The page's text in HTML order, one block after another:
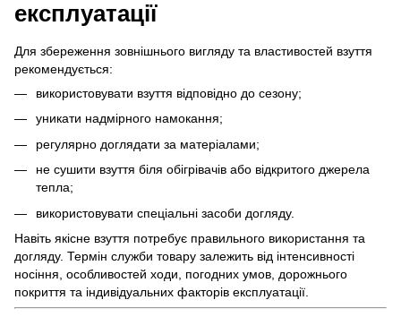
експлуатації
Для збереження зовнішнього вигляду та властивостей взуття
рекомендується:
використовувати взуття відповідно до сезону;
уникати надмірного намокання;
регулярно доглядати за матеріалами;
не сушити взуття біля обігрівачів або відкритого джерела
тепла;
використовувати спеціальні засоби догляду.
Навіть якісне взуття потребує правильного використання та
догляду. Термін служби товару залежить від інтенсивності
носіння, особливостей ходи, погодних умов, дорожнього
покриття та індивідуальних факторів експлуатації.